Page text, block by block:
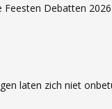
Feesten Debatten 2026
laten zich niet